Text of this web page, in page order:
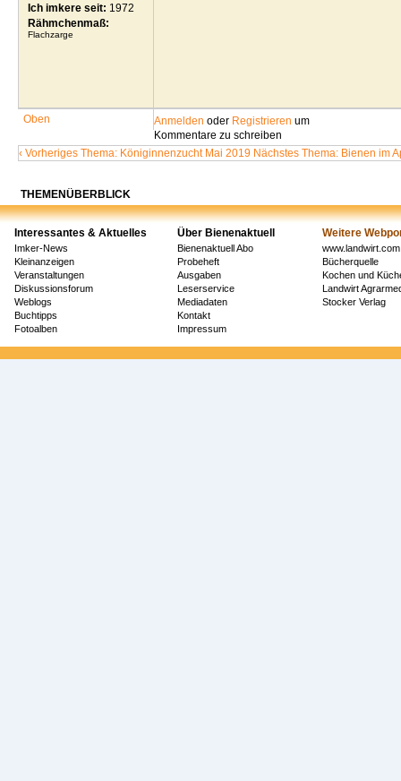
Ich imkere seit: 1972
Rähmchenmaß:
Flachzarge
Oben Anmelden oder Registrieren um
Kommentare zu schreiben
‹ Vorheriges Thema: Königinnenzucht Mai 2019 Nächstes Thema: Bienen im
THEMENÜBERBLICK
Interessantes & Aktuelles Über Bienenaktuell Weitere
Imker-News
Kleinanzeigen
Veranstaltungen
Diskussionsforum
Weblogs
Buchtipps
Fotoalben
Bienenaktuell Abo
Probeheft
Ausgaben
Leserservice
Mediadaten
Kontakt
Impressum
www.landwirt.com
Bücherquelle
Kochen und
Landwirt
Stocker Verlag